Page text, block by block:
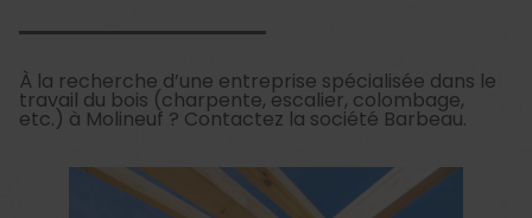
À la recherche d’une entreprise spécialisée dans le
travail du bois (charpente, escalier, colombage,
etc.) à Molineuf ? Contactez la société Barbeau.